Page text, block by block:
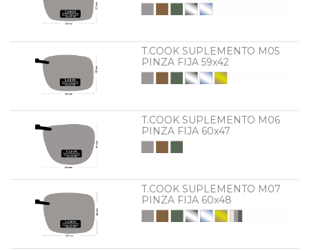
T.COOK SUPLEMENTO M05
PINZA FIJA 59x42
T.COOK SUPLEMENTO M06
PINZA FIJA 60x47
T.COOK SUPLEMENTO M07
PINZA FIJA 60x48